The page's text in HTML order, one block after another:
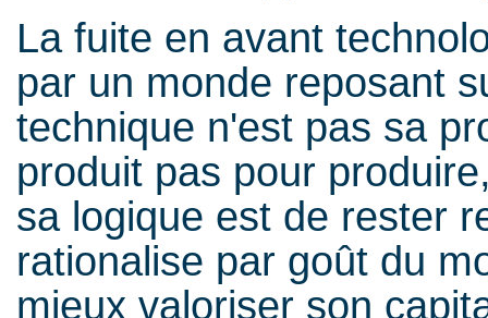
La fuite en avant
par un monde reposant
technique n'est pas sa
produit pas pour
sa logique est de rester
rationalise par goût du
mieux valoriser son